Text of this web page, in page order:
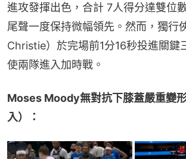
進攻發揮出色，合計 7人得分達雙位
尾聲一度保持微幅領先。然而，獨行
Christie）於完場前1分16秒投進關鍵
使兩隊進入加時戰。
Moses Moody無對抗下膝蓋嚴重變
入）：